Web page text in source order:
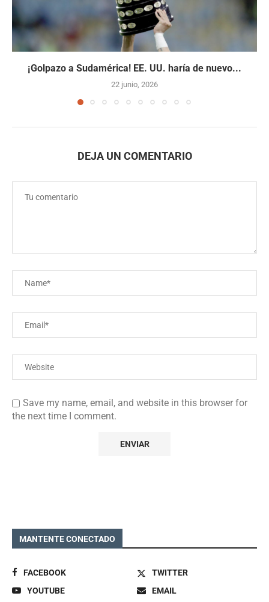
¡Golpazo a Sudamérica! EE. UU. haría de nuevo...
22 junio, 2026
DEJA UN COMENTARIO
Save my name, email, and website in this browser for
the next time I comment.
MANTENTE CONECTADO
FACEBOOK
TWITTER
YOUTUBE
EMAIL